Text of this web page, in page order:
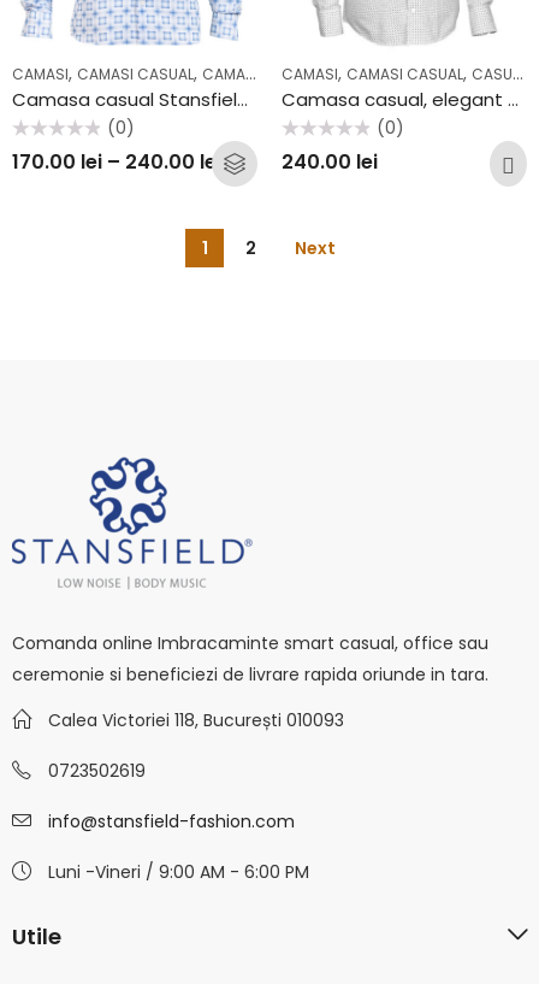
CAMASI, CAMASI CASUAL, CAMASI OFFICE ,CASUAL,COLECTII,OFFICE,
Camasa casual Stansfield B69
(0)
170.00 lei – 240.00 lei
CAMASI, CAMASI CASUAL, CASUAL
Camasa casual, elegant alb, buline Stansfield FW2102CS
la
(0)
240.00 lei
1 2 Next
Comanda online Imbracaminte smart casual, office sau
ceremonie si beneficiezi de livrare rapida oriunde in tara.
Calea Victoriei 118, București 010093
0723502619
info@stansfield-fashion.com
Luni -Vineri / 9:00 AM - 6:00 PM
Utile